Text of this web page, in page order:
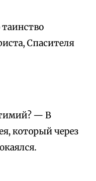
Спасителя
— В
который через